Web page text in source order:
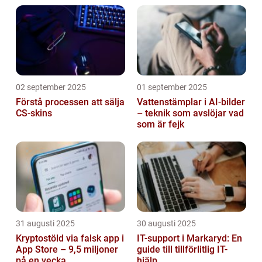
02 september 2025
Förstå processen att sälja
CS-skins
01 september 2025
Vattenstämplar i AI-bilder
– teknik som avslöjar vad
som är fejk
31 augusti 2025
Kryptostöld via falsk app i
App Store – 9,5 miljoner
30 augusti 2025
IT-support i Markaryd: En
guide till tillförlitlig IT-